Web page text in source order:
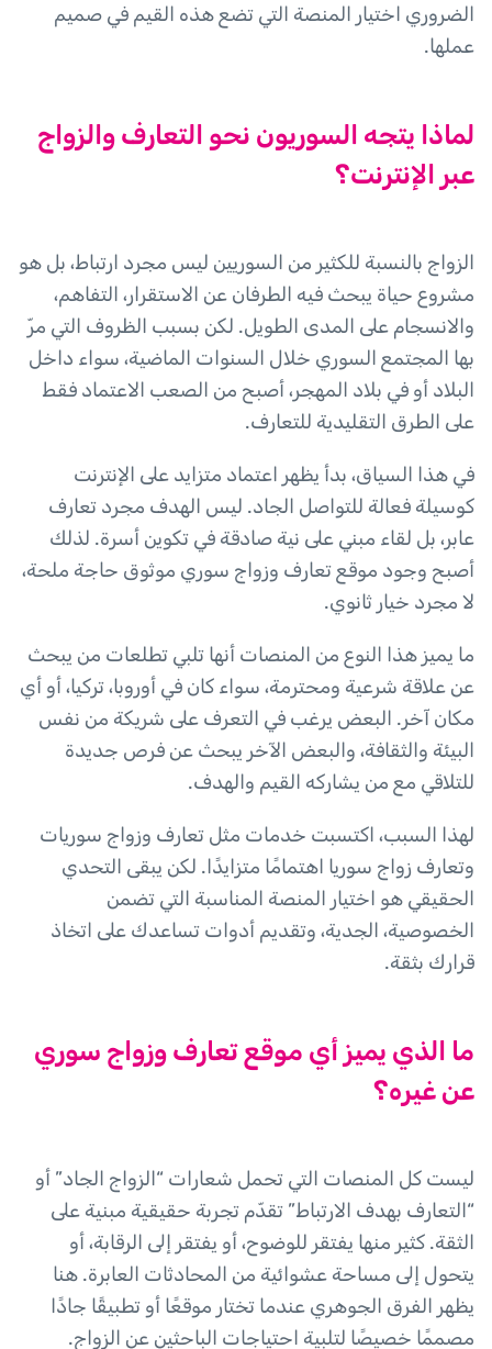
الضروري اختيار المنصة التي تضع هذه القيم في صميم
عملها.
لماذا يتجه السوريون نحو التعارف والزواج
عبر الإنترنت؟
الزواج بالنسبة للكثير من السوريين ليس مجرد ارتباط، بل هو
مشروع حياة يبحث فيه الطرفان عن الاستقرار، التفاهم،
والانسجام على المدى الطويل. لكن بسبب الظروف التي مرّ
بها المجتمع السوري خلال السنوات الماضية، سواء داخل
البلاد أو في بلاد المهجر، أصبح من الصعب الاعتماد فقط
على الطرق التقليدية للتعارف.
في هذا السياق، بدأ يظهر اعتماد متزايد على الإنترنت
كوسيلة فعالة للتواصل الجاد. ليس الهدف مجرد تعارف
عابر، بل لقاء مبني على نية صادقة في تكوين أسرة. لذلك
أصبح وجود موقع تعارف وزواج سوري موثوق حاجة ملحة،
لا مجرد خيار ثانوي.
ما يميز هذا النوع من المنصات أنها تلبي تطلعات من يبحث
عن علاقة شرعية ومحترمة، سواء كان في أوروبا، تركيا، أو أي
مكان آخر. البعض يرغب في التعرف على شريكة من نفس
البيئة والثقافة، والبعض الآخر يبحث عن فرص جديدة
للتلاقي مع من يشاركه القيم والهدف.
لهذا السبب، اكتسبت خدمات مثل تعارف وزواج سوريات
وتعارف زواج سوريا اهتمامًا متزايدًا. لكن يبقى التحدي
الحقيقي هو اختيار المنصة المناسبة التي تضمن
الخصوصية، الجدية، وتقديم أدوات تساعدك على اتخاذ
قرارك بثقة.
ما الذي يميز أي موقع تعارف وزواج سوري
عن غيره؟
ليست كل المنصات التي تحمل شعارات “الزواج الجاد” أو
“التعارف بهدف الارتباط” تقدّم تجربة حقيقية مبنية على
الثقة. كثير منها يفتقر للوضوح، أو يفتقر إلى الرقابة، أو
يتحول إلى مساحة عشوائية من المحادثات العابرة. هنا
يظهر الفرق الجوهري عندما تختار موقعًا أو تطبيقًا جادًا
مصممًا خصيصًا لتلبية احتياجات الباحثين عن الزواج.